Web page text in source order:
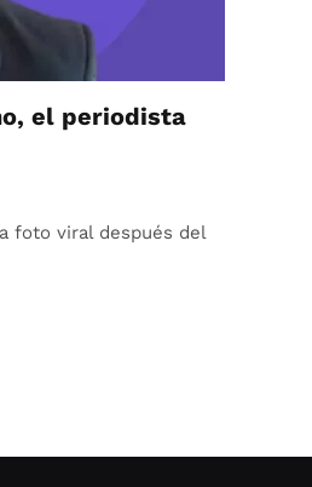
el periodista
foto viral después del